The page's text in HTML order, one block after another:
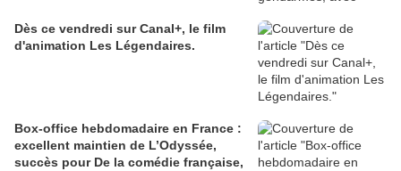
Dès ce vendredi sur Canal+, le film
d'animation Les Légendaires.
Box-office hebdomadaire en France :
excellent maintien de L’Odyssée,
succès pour De la comédie française,